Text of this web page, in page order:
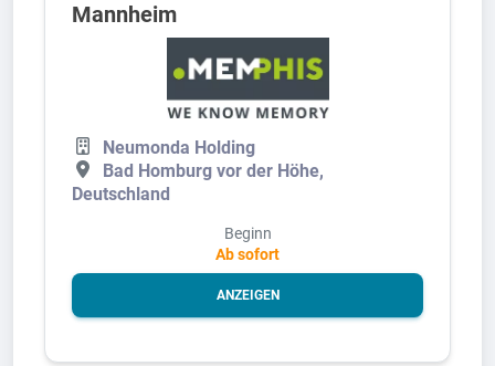
Mannheim
Neumonda Holding
Bad Homburg vor der Höhe,
Deutschland
Beginn
Ab sofort
ANZEIGEN